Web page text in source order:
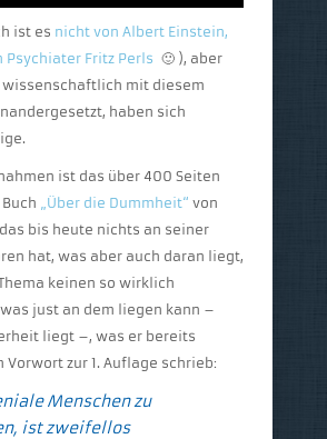
ist es nicht von Albert Einstein,
Psychiater Fritz Perls 🙂 ), aber
mit diesem
haben sich
ist das über 400 Seiten
„Über die Dummheit“ von
bis heute nichts an seiner
hat, was aber auch daran liegt,
keinen so wirklich
just an dem liegen kann –
liegt –, was er bereits
zur 1. Auflage schrieb:
Menschen zu
ist zweifellos